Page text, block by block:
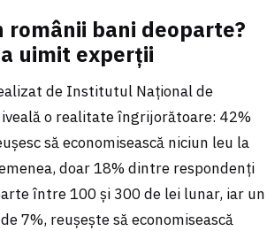
românii bani deoparte?
uimit experții
de Institutul Național de
o realitate îngrijorătoare: 42%
să economisească niciun leu la
doar 18% dintre respondenți
între 100 și 300 de lei lunar, iar un
7%, reușește să economisească